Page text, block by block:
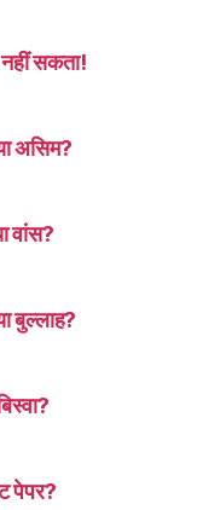
नहीं सकता!
असिम?
वांस?
बुल्लाह?
पेपर?